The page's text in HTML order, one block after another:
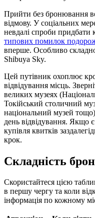
Прийти без бронювання
відмову. У соціальних
невдалі спроби
типових помилок
вперше. Особливо
Shibuya Sky.
Цей путівник охоплює
відвідування місць.
великих музеях
Токійський столичний
національний музей
день відвідування. Якщо
купівля квитків
крок.
Складність
Скористайтеся цією
в першу чергу та коли
інформація по кожному